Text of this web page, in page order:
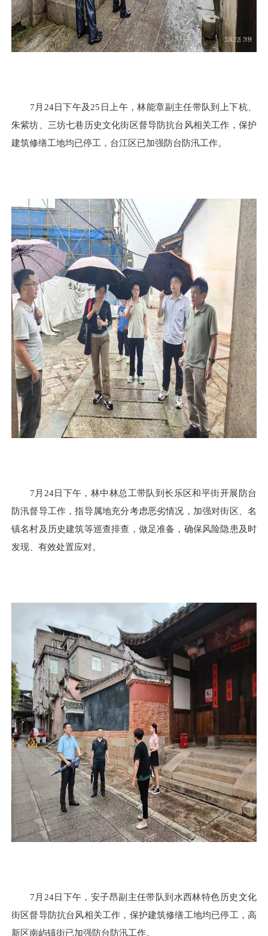
7月24日下午及25日上午，林能章副主任带队到上下杭、
朱紫坊、三坊七巷历史文化街区督导防抗台风相关工作，保护
建筑修缮工地均已停工，台江区已加强防台防汛工作。
7月24日下午，林中林总工带队到长乐区和平街开展防台
防汛督导工作，指导属地充分考虑恶劣情况，加强对街区、名
镇名村及历史建筑等巡查排查，做足准备，确保风险隐患及时
发现、有效处置应对。
7月24日下午，安子昂副主任带队到水西林特色历史文化
街区督导防抗台风相关工作，保护建筑修缮工地均已停工，高
新区南屿镇街已加强防台防汛工作。